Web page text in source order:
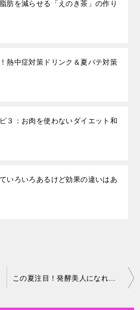
肪を減らせる「えのき茶」の作り
熱中症対策ドリンク＆夏バテ対策
３：お肉を使わないダイエット和
いろいろあるけど効果の違いはあ
この夏注目！発酵美人になれる”水キムチ”パワーと作り方